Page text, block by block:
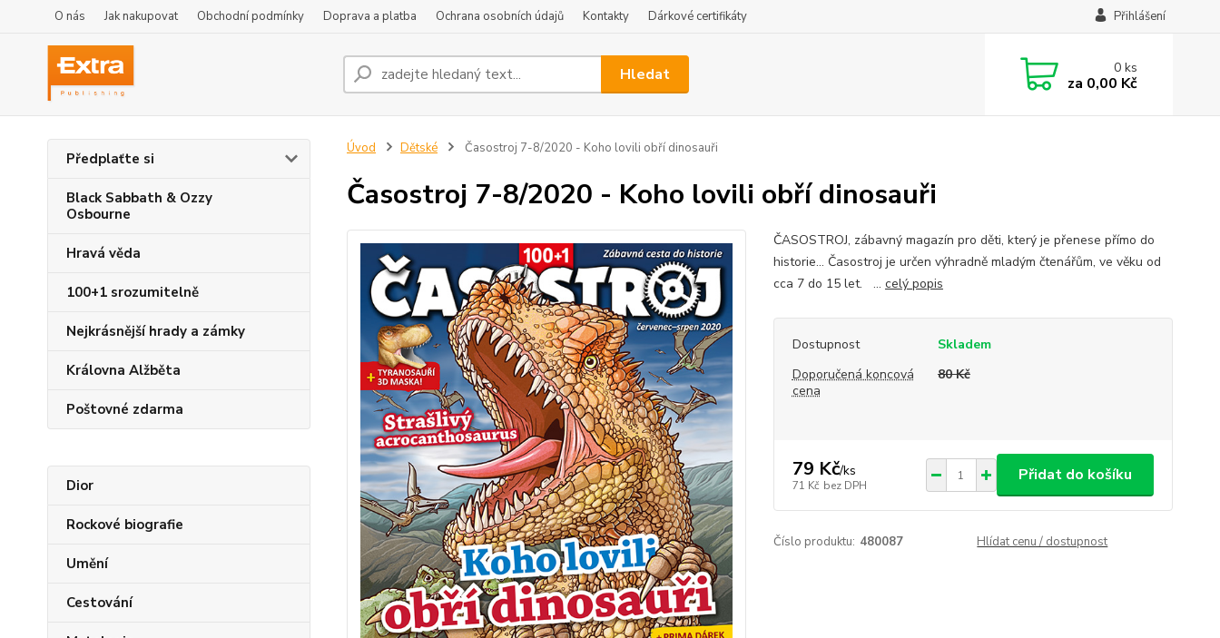
O nás Jak nakupovat Obchodní podmínky Doprava a platba Ochrana osobních údajů Kontakty Dárkové certifikáty Přihlášení
Hledat 0ks
za 0,00 Kč
Předplaťte si
Black Sabbath & Ozzy
Osbourne
Hravá věda
100+1 srozumitelně
Nejkrásnější hrady a zámky
Královna Alžběta
Poštovné zdarma
Dior
Rockové biografie
Umění
Cestování
Úvod Dětské Časostroj 7-8/2020 - Koho lovili obří dinosauři
Časostroj 7-8/2020 - Koho lovili obří dinosauři
ČASOSTROJ, zábavný magazín pro děti, který je přenese přímo do
historie... Časostroj je určen výhradně mladým čtenářům, ve věku od
cca 7 do 15 let. ... celý popis
Dostupnost
Skladem
Doporučená koncová
cena
80 Kč
79 Kč/ks
71 Kč bez DPH
Přidat do košíku
Číslo produktu: 480087 Hlídat cenu / dostupnost